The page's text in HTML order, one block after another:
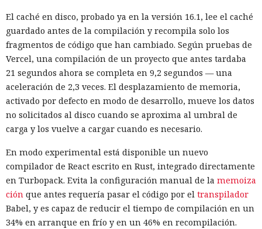
alrededor de veinte fallos que permiten acceder a archivos
en el equipo, a gestores de contraseñas y al historial del
navegador.
Zenity comunicó los hallazgos a OpenAI ya en enero. La
compañía confirmó que luego reforzó la protección de Atlas
y que aplicó las mismas medidas a las funciones de
navegador en la aplicación ChatGPT. La propia compañía
dejará de mantener Atlas el 9 de agosto. Como alternativa,
ChatGPT o la extensión para Chrome.
En Zenity subrayan que los ataques descritos se basan en la
sustitución de instrucciones dentro de páginas que parecen
normales, por lo que confiar únicamente en las
comprobaciones integradas de la IA no es suficiente: se
El caché en disco, probado ya en la versión 16.1, lee el caché
guardado antes de la compilación y recompila solo los
fragmentos de código que han cambiado. Según pruebas de
Vercel, una compilación de un proyecto que antes tardaba
21 segundos ahora se completa en 9,2 segundos — una
aceleración de 2,3 veces. El desplazamiento de memoria,
activado por defecto en modo de desarrollo, mueve los datos
no solicitados al disco cuando se aproxima al umbral de
carga y los vuelve a cargar cuando es necesario.
En modo experimental está disponible un nuevo
compilador de React escrito en Rust, integrado directamente
en Turbopack. Evita la configuración manual de la memoiza
ción que antes requería pasar el código por el transpilador
Babel, y es capaz de reducir el tiempo de compilación en un
34% en arranque en frío y en un 46% en recompilación.